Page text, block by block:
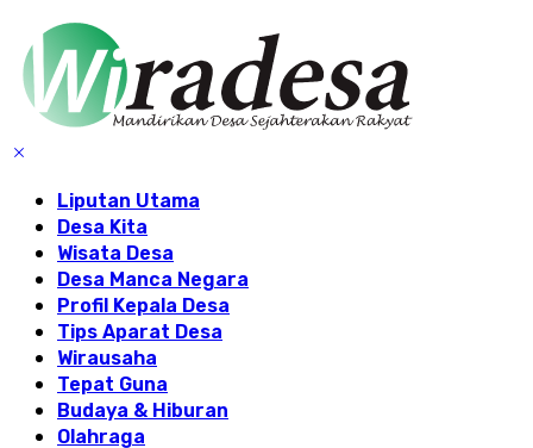
Liputan Utama
Desa Kita
Wisata Desa
Desa Manca Negara
Profil Kepala Desa
Tips Aparat Desa
Wirausaha
Tepat Guna
Budaya & Hiburan
Olahraga